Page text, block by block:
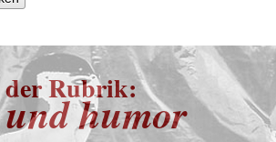
Rubrik:
humor